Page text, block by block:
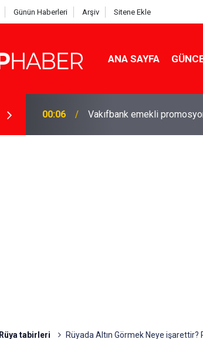
Günün Haberleri Arşiv Sitene Ekle
ANA SAYFA
19:21 Gözde oldu! Hem köy hem
Rüya tabirleri Rüyada Altın Görmek Neye işarettir?